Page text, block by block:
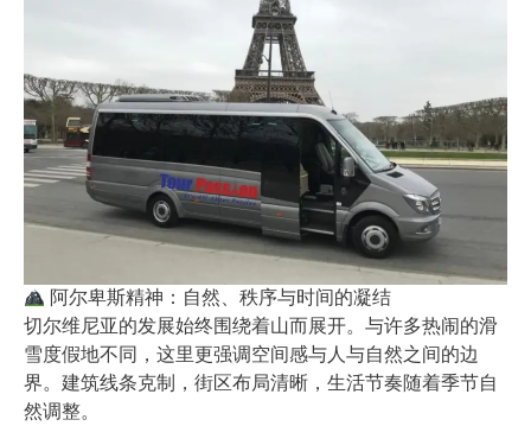
阿尔卑斯精神：自然、秩序与时间的凝结
切尔维尼亚的发展始终围绕着山而展开。与许多热闹的滑
雪度假地不同，这里更强调空间感与人与自然之间的边
界。建筑线条克制，街区布局清晰，生活节奏随着季节自
然调整。